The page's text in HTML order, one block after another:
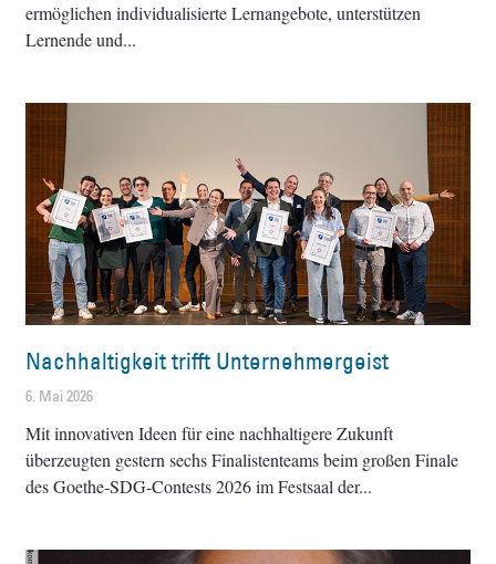
ermöglichen individualisierte Lernangebote, unterstützen
Lernende und
Nachhaltigkeit trifft Unternehmergeist
6. Mai 2026
Mit innovativen Ideen für eine nachhaltigere Zukunft
überzeugten gestern sechs Finalistenteams beim großen Finale
des Goethe-SDG-Contests 2026 im Festsaal der